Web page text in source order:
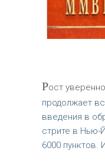
Рост
продолжает
введения в
стрите в Нью-
6000 пунктов.